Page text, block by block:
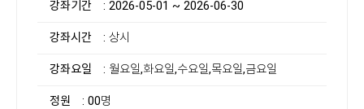
강좌기간 : 2026-05-01 ~ 2026-06-30
강좌시간 : 상시
강좌요일 : 월요일,화요일,수요일,목요일,금요일
정원 : 00명